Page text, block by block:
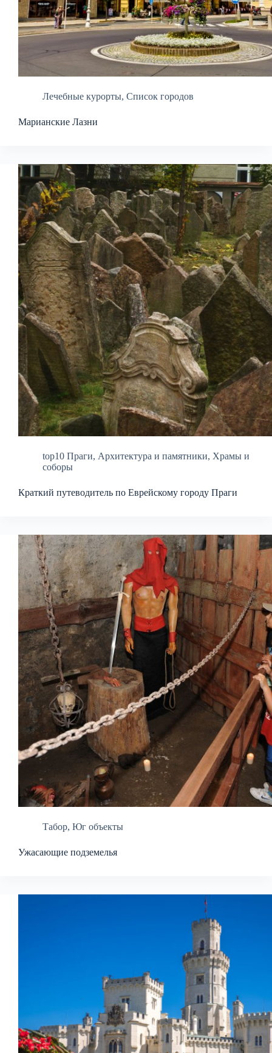
Лечебные курорты, Список городов
Марианские Лазни
top10 Праги, Архитектура и памятники, Храмы и
соборы
Краткий путеводитель по Еврейскому городу Праги
Табор, Юг объекты
Ужасающие подземелья